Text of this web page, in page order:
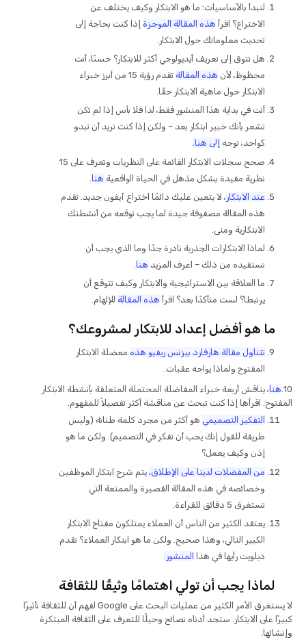
لنبدأ بالأساسيات: ما هو الابتكار وكيف يختلف عن
الاختراع؟ اقرأ هذه المقالة الموجزة إذا كنت بحاجة إلى
تحديث معلوماتك حول الابتكار.
هل تتوق إلى تعريف أيديولوجي أكثر للابتكار؟ حسنًا، أنت
محظوظ، لأن هذه المقالة
تقدم رؤية 15 من أبرز خبراء
الابتكار حول ماهية الابتكار حقًا.
أنت في بداية هذا المنشور فقط، لذا فلا بأس إذا لم تكن
تشعر بأنك خبير ابتكار بعد – ولكن إذا كنت تريد أن تبدو
كواحد، توجه إلى هنا.
صحح سجلات الابتكار القائمة على النظريات وتعرف على 15
نظرية مفيدة بشكل مذهل في الحياة الواقعية هنا
عند الابتكار ، لا يتعين عليك دائمًا اختراع آيفون جديد. تقدم
هذه المقالة مصفوفة جيدة لما يجب توقعه من أنشطتك
الابتكارية ومتى.
لماذا الابتكارات الجذرية نادرة جدًا وما الذي يجب أن
تستفيده من ذلك – اعرف المزيد هنا
ما العلاقة بين الاستراتيجية والابتكار وكيف تتوقع أن
يرتبطا؟ لست متأكدًا بعد؟ اقرأ هذه المقالة للإلهام.
ما هو أفضل إعداد للابتكار لمشروعك؟
تتناول مقالة هارفارد بيزنس ريفيو هذه معضلة الابتكار
المفتوح ولماذا يواجه عقبات.
10. هنا، يناقش أربعة خبراء المفاضلة المحتملة المتعلقة بأنشطة الابتكار
المفتوح. اقرأها إذا كنت تبحث عن مناقشة أكثر تفصيلاً للمفهوم.
التفكير التصميمي هو أكثر من مجرد كلمة طنانة (وليس
طريقة للقول إنك يجب أن تفكر في التصميم). ولكن ما هو
إذن وكيف يعمل؟
من المفضلات لدينا على الإطلاق، يتم شرح ابتكار الموظفين
وخصائصه في هذه المقالة القصيرة والممتعة التي
تستغرق 5 دقائق للقراءة.
يعتقد الكثير من الناس أن العملاء يمتلكون مفتاح الابتكار
الكبير التالي، وهذا صحيح. ولكن ما هو ابتكار العملاء؟ تقدم
ديلويت رأيها في هذا
المنشور.
لماذا يجب أن تولي اهتمامًا وثيقًا للثقافة
لا يستغرق الأمر الكثير من عمليات البحث على Google لفهم أن للثقافة تأثيرًا
كبيرًا على الابتكار. ستجد أدناه نصائح وحيلًا للتعرف على الثقافة المبتكرة
وإنشائها.